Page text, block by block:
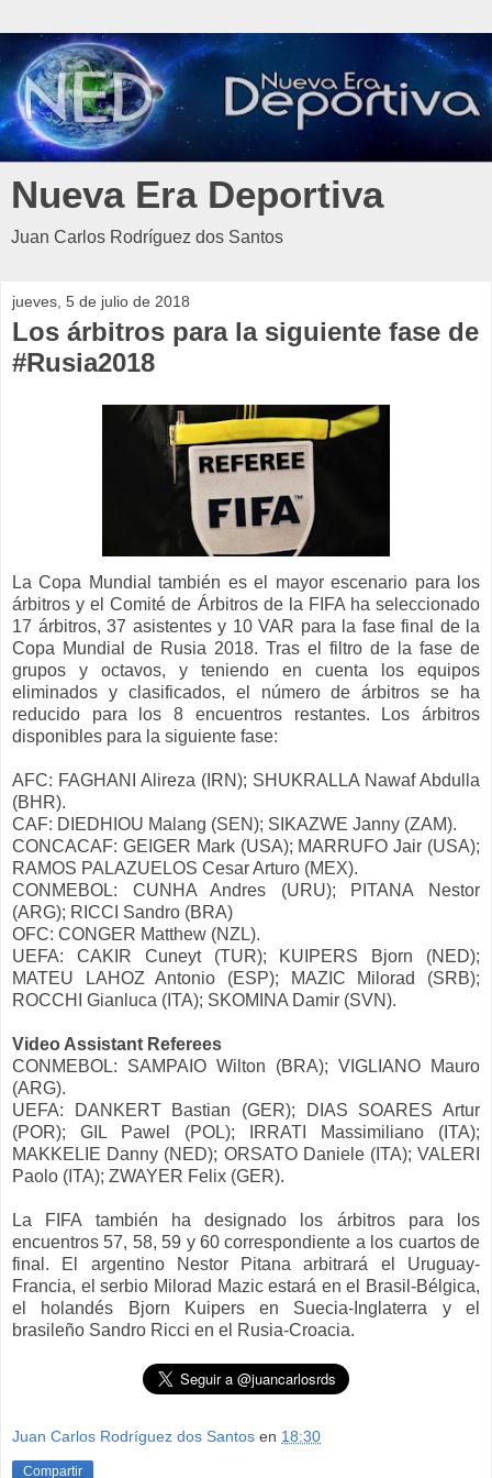
Nueva Era Deportiva
Juan Carlos Rodríguez dos Santos
jueves, 5 de julio de 2018
Los árbitros para la siguiente fase de
#Rusia2018
La Copa Mundial también es el mayor escenario para los
árbitros y el Comité de Árbitros de la FIFA ha seleccionado
17 árbitros, 37 asistentes y 10 VAR para la fase final de la
Copa Mundial de Rusia 2018. Tras el filtro de la fase de
grupos y octavos, y teniendo en cuenta los equipos
eliminados y clasificados, el número de árbitros se ha
reducido para los 8 encuentros restantes. Los árbitros
disponibles para la siguiente fase:
AFC: FAGHANI Alireza (IRN); SHUKRALLA Nawaf Abdulla
(BHR).
CAF: DIEDHIOU Malang (SEN); SIKAZWE Janny (ZAM).
CONCACAF: GEIGER Mark (USA); MARRUFO Jair (USA);
RAMOS PALAZUELOS Cesar Arturo (MEX).
CONMEBOL: CUNHA Andres (URU); PITANA Nestor
(ARG); RICCI Sandro (BRA)
OFC: CONGER Matthew (NZL).
UEFA: CAKIR Cuneyt (TUR); KUIPERS Bjorn (NED);
MATEU LAHOZ Antonio (ESP); MAZIC Milorad (SRB);
ROCCHI Gianluca (ITA); SKOMINA Damir (SVN).
Video Assistant Referees
CONMEBOL: SAMPAIO Wilton (BRA); VIGLIANO Mauro
(ARG).
UEFA: DANKERT Bastian (GER); DIAS SOARES Artur
(POR); GIL Pawel (POL); IRRATI Massimiliano (ITA);
MAKKELIE Danny (NED); ORSATO Daniele (ITA); VALERI
Paolo (ITA); ZWAYER Felix (GER).
La FIFA también ha designado los árbitros para los
encuentros 57, 58, 59 y 60 correspondiente a los cuartos de
final. El argentino Nestor Pitana arbitrará el Uruguay-
Francia, el serbio Milorad Mazic estará en el Brasil-Bélgica,
el holandés Bjorn Kuipers en Suecia-Inglaterra y el
brasileño Sandro Ricci en el Rusia-Croacia.
Juan Carlos Rodríguez dos Santos en 18:30
Compartir